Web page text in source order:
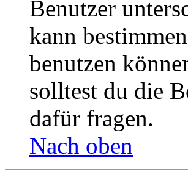
Benutzer
kann
benutzen
solltest du die
dafür fragen.
Nach oben